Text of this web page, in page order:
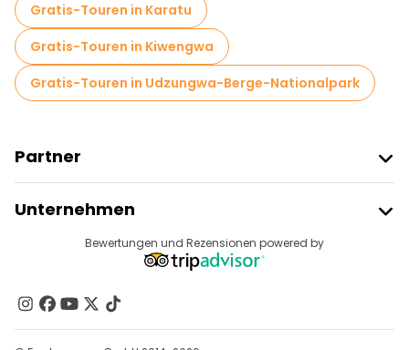
Kostenlose Führungen in der Nähe MOSHI TANZANIA
Gratis-Touren in Karatu
Gratis-Touren in Kiwengwa
Gratis-Touren in Udzungwa-Berge-Nationalpark
Partner
Anbieter-Anmeldung
Affiliate-Programm
Unternehmen
Reiseziele
Kontakt
Gruppen
Bewertungen und Rezensionen powered by